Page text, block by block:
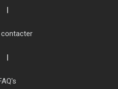
contacter